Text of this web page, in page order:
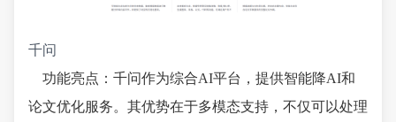
千问
功能亮点：千问作为综合AI平台，提供智能降AI和
论文优化服务。其优势在于多模态支持，不仅可以处理